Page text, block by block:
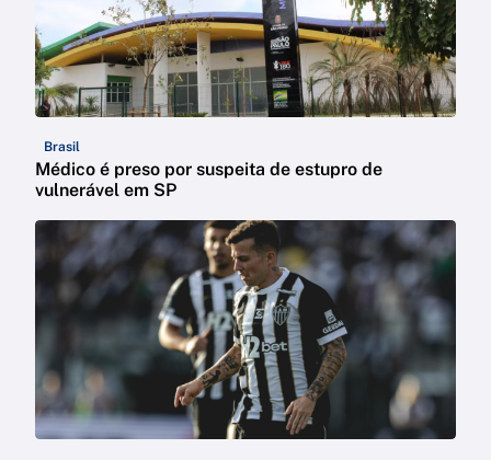
Brasil
Médico é preso por suspeita de estupro de
vulnerável em SP